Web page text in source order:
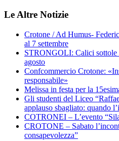
Le Altre Notizie
Crotone / Ad Humus-
al 7 settembre
STRONGOLI: Calici sottole
agosto
Confcommercio Crotone:
responsabile»
Melissa in festa per la
Gli studenti del Liceo
applauso sbagliato: quando
COTRONEI – L’evento
CROTONE – Sabato
consapevolezza”